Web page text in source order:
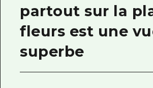
Brochure
partout sur la
fleurs est une
superbe